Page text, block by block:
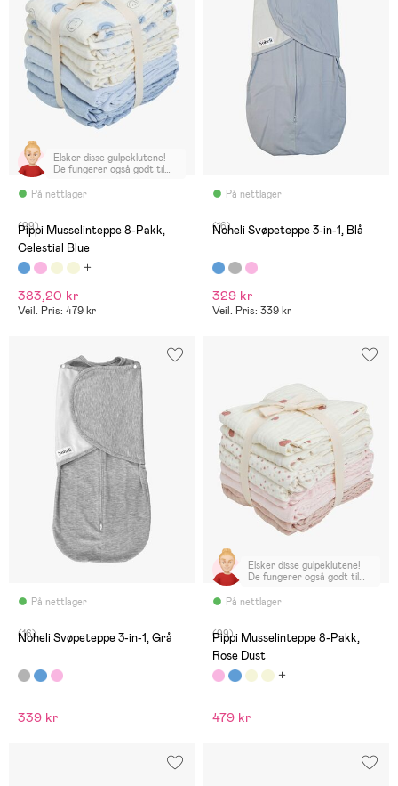
På nettlager
Elsker disse gulpeklutene!
De fungerer også godt til
Anbefales!
(99)
Pippi Musselinteppe 8-Pakk,
Celestial Blue
383,20 kr
Veil. Pris: 479 kr
På nettlager
(16)
Noheli Svøpeteppe 3-in-1, Blå
329 kr
Veil. Pris: 339 kr
På nettlager
(16)
Noheli Svøpeteppe 3-in-1, Grå
339 kr
På nettlager
Elsker disse gulpeklutene!
De fungerer også godt til
Anbefales!
(99)
Pippi Musselinteppe 8-Pakk,
Rose Dust
479 kr